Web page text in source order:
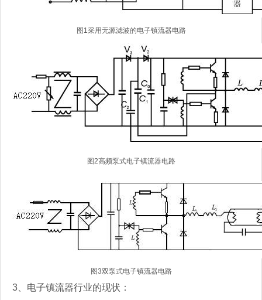
图1采用无源滤波的电子镇流器电路
图2高频泵式电子镇流器电路
图3双泵式电子镇流器电路
3、电子镇流器行业的现状：